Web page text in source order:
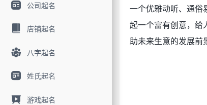
公司起名
店铺起名
八字起名
姓氏起名
游戏起名
一个优雅动听、通俗
起一个富有创意，给
助未来生意的发展前